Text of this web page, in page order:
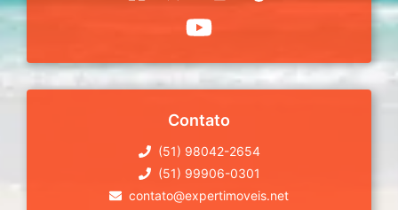
Contato
(51) 98042-2654
(51) 99906-0301
contato@expertimoveis.net